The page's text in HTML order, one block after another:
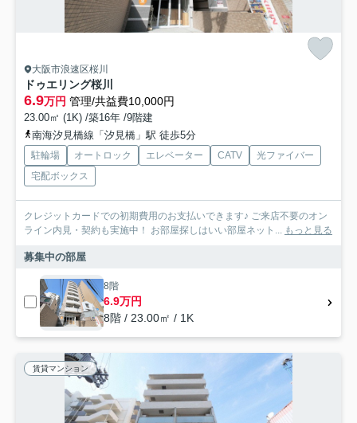
大阪市浪速区桜川
ドゥエリング桜川
6.9万円 管理/共益費10,000円
23.00㎡ (1K) /築16年 /9階建
南海汐見橋線「汐見橋」駅 徒歩5分
駐輪場 オートロック エレベーター CATV
光ファイバー
宅配ボックス
クレジットカードでの初期費用のお支払いできます♪ ご来店不要のオン
ライン内見・契約も実施中！ お部屋探しはいい部屋ネット...
もっと見る
募集中の部屋
8階
6.9万円
8階 / 23.00㎡ / 1K
賃貸マンション